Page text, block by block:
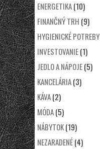
ENERGETIKA(10)
FINANČNÝ TRH (9)
HYGIENICKÉ POTREBY
INVESTOVANIE(1)
JEDLO A NÁPOJE(5)
KANCELÁRIA(3)
KÁVA(2)
MÓDA(5)
NÁBYTOK(19)
NEZARADENÉ(4)